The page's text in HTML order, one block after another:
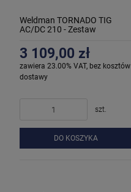
Weldman TORNADO TIG
AC/DC 210 - Zestaw
3 109,00 zł
zawiera 23.00% VAT, bez kosztów
dostawy
szt.
DO KOSZYKA